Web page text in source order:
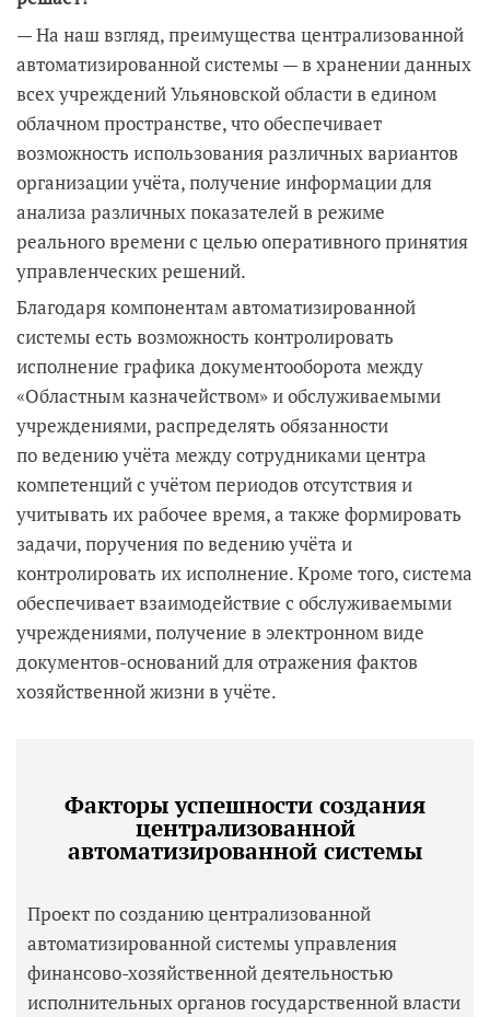
— На наш взгляд, преимущества централизованной
автоматизированной системы — в хранении данных
всех учреждений Ульяновской области в едином
облачном пространстве, что обеспечивает
возможность использования различных вариантов
организации учёта, получение информации для
анализа различных показателей в режиме
реального времени с целью оперативного принятия
управленческих решений.
Благодаря компонентам автоматизированной
системы есть возможность контролировать
исполнение графика документооборота между
«Областным казначейством» и обслуживаемыми
учреждениями, распределять обязанности
по ведению учёта между сотрудниками центра
компетенций с учётом периодов отсутствия и
учитывать их рабочее время, а также формировать
задачи, поручения по ведению учёта и
контролировать их исполнение. Кроме того, система
обеспечивает взаимодействие с обслуживаемыми
учреждениями, получение в электронном виде
документов-оснований для отражения фактов
хозяйственной жизни в учёте.
Факторы успешности создания
централизованной
автоматизированной системы
Проект по созданию централизованной
автоматизированной системы управления
финансово-хозяйственной деятельностью
исполнительных органов государственной власти